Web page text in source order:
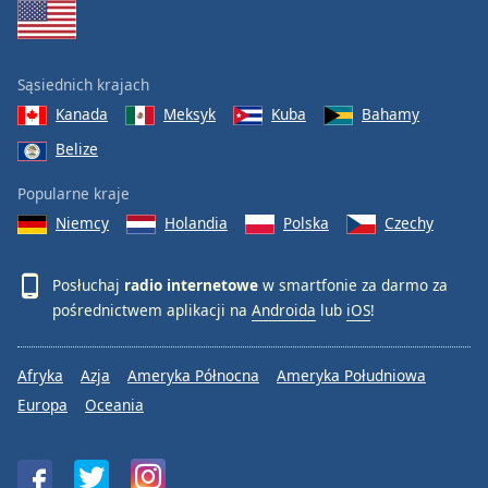
Sąsiednich krajach
Kanada
Meksyk Kuba
Bahamy
Belize
Popularne kraje
Niemcy
Holandia Polska Czechy
Posłuchaj radio internetowe w smartfonie za darmo za
pośrednictwem aplikacji na Androida lub iOS!
Afryka Azja Ameryka Północna
Ameryka Południowa
Europa
Oceania